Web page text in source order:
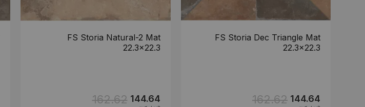
FS Storia Natural-2 Mat
22.3x22.3
162.62 144.64
FS Storia Dec Triangle Mat
22.3x22.3
162.62 144.64